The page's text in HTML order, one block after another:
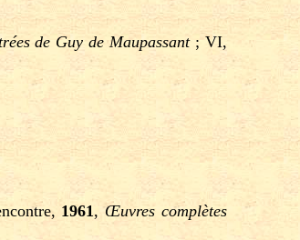
de Guy de Maupassant; VI,
1961,Œuvres complètes